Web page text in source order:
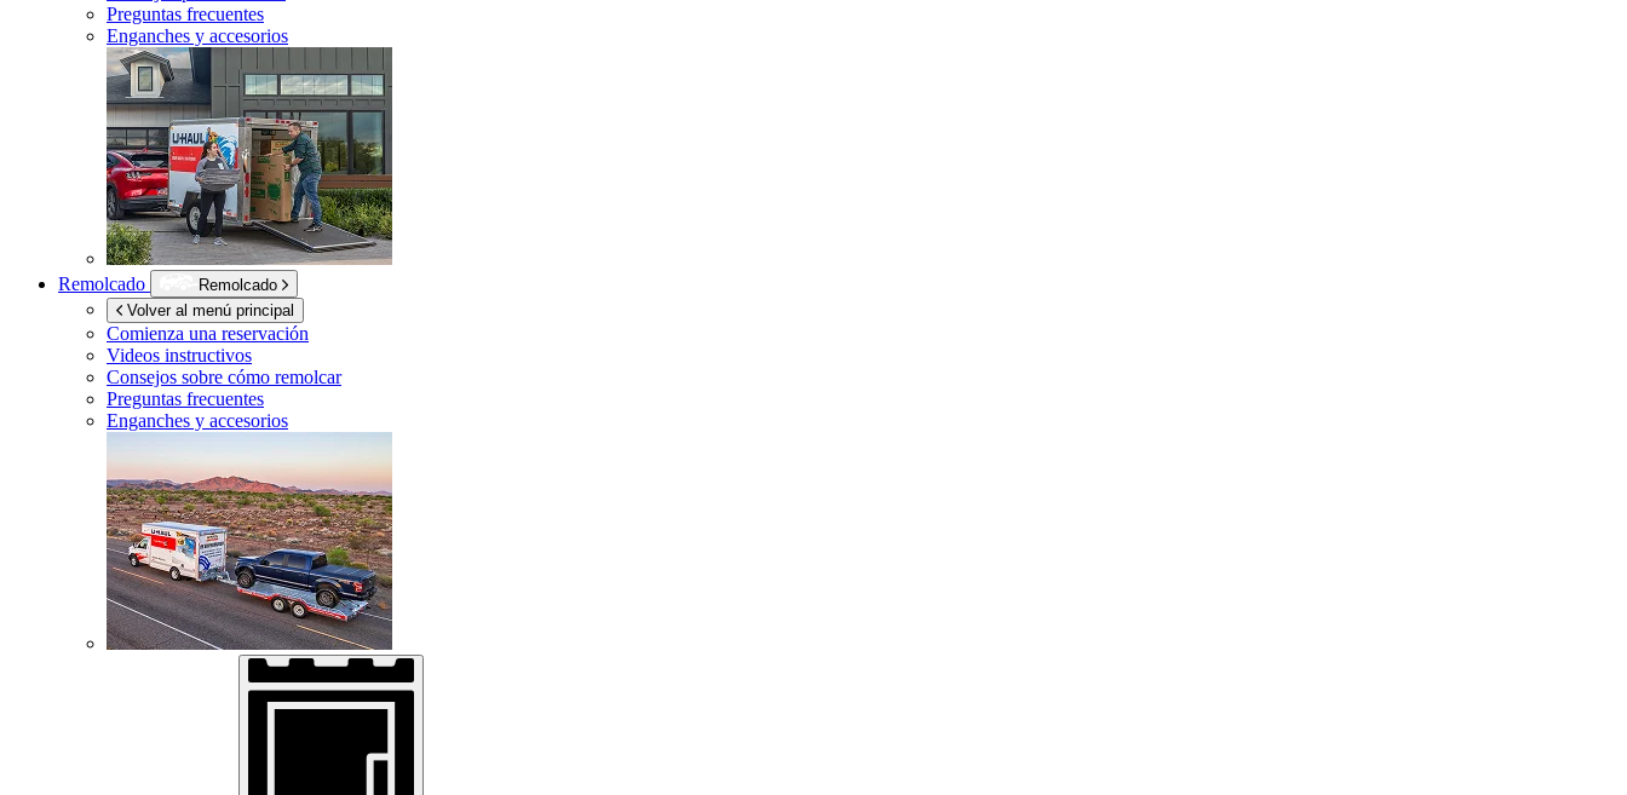
Preguntas frecuentes
Enganches y accesorios
Remolcado
Remolcado
Volver al menú principal
Comienza una reservación
Videos instructivos
Consejos sobre cómo remolcar
Preguntas frecuentes
Enganches y accesorios